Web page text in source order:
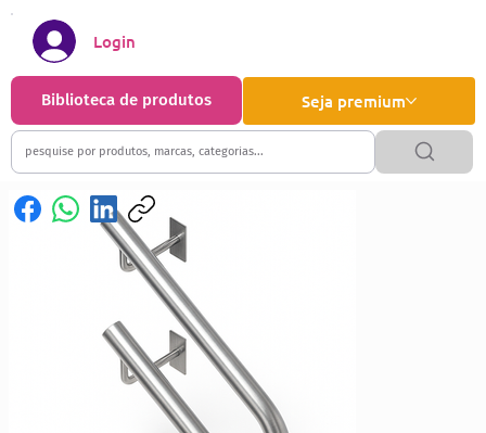
Seja premium
Biblioteca de produtos
Login